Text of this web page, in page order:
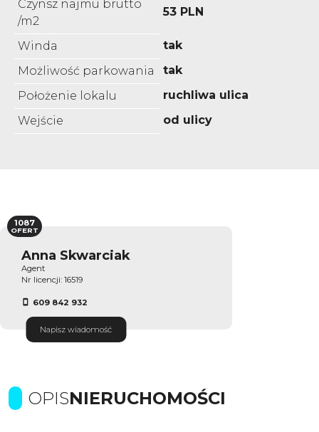
Czynsz najmu brutto
/m2
53 PLN
Winda
tak
Możliwość parkowania
tak
Położenie lokalu
ruchliwa ulica
Wejście
od ulicy
Anna Skwarciak
Agent
Nr licencji: 16519
609 842 932
Napisz wiadomość
1087
OFERT
OPISNIERUCHOMOŚCI